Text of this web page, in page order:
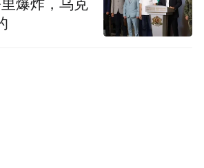
爆炸，乌克